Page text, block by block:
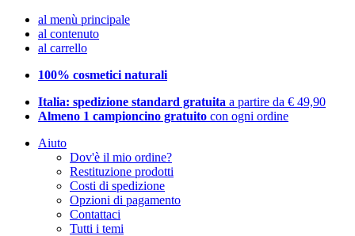
al menù principale
al contenuto
al carrello
100% cosmetici naturali
Italia: spedizione standard gratuita a partire da € 49,90
Almeno 1 campioncino gratuito con ogni ordine
Aiuto
Dov'è il mio ordine?
Restituzione prodotti
Costi di spedizione
Opzioni di pagamento
Contattaci
Tutti i temi